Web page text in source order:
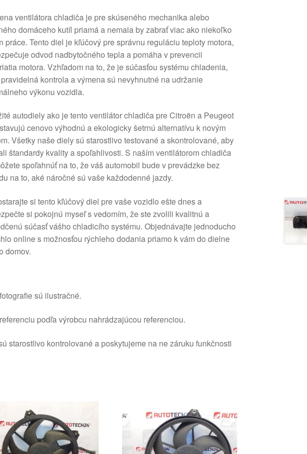
ventilátora chladiča je pre skúseného mechanika alebo
domáceho kutíl priamá a nemala by zabrať viac ako niekoľko
práce. Tento diel je kľúčový pre správnu reguláciu teploty motora,
odvod nadbytočného tepla a pomáha v prevencii
motora. Vzhľadom na to, že je súčasťou systému chladenia,
kontrola a výmena sú nevyhnutné na udržanie
výkonu vozidla.
autodiely ako je tento ventilátor chladiča pre Citroën a Peugeot
cenovo výhodnú a ekologicky šetrnú alternatívu k novým
Všetky naše diely sú starostlivo testované a skontrolované, aby
štandardy kvality a spoľahlivosti. S naším ventilátorom chladiča
spoľahnúť na to, že váš automobil bude v prevádzke bez
na to, aké náročné sú vaše každodenné jazdy.
si tento kľúčový diel pre vaše vozidlo ešte dnes a
si pokojnú myseľ s vedomím, že ste zvolili kvalitnú a
súčasť vášho chladicího systému. Objednávajte jednoducho
online s možnosťou rýchleho dodania priamo k vám do dielne
domov.
sú ilustračné.
podľa výrobcu nahrádzajúcou referenciou.
starostlivo kontrolované a poskytujeme na ne záruku funkčnosti